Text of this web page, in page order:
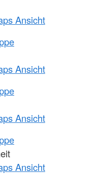
Ansicht
Ansicht
Ansicht
Ansicht